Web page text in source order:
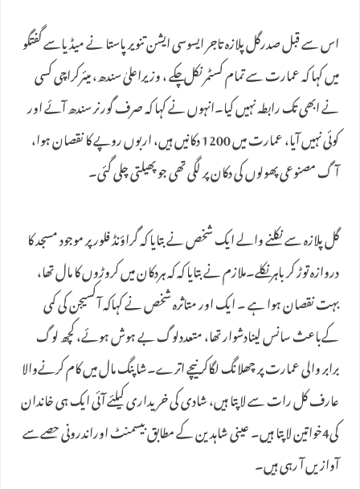
اس سے قبل صدرگل پلازہ تاجر ایسوسی ایشن تنویر پاستا نے میڈیاسے گفتگو
میں کہا کہ عمارت سے تمام کسٹمرنکل چکے ، وزیراعلیٰ سندھ، میئرکراچی کسی
نے ابھی تک رابطہ نہیں کیا۔انہوں نے کہا کہ صرف گورنر سندھ آئے اور
کوئی نہیں آیا، عمارت میں 1200 دکانیں ہیں، اربوں روپے کا نقصان ہوا،
آگ مصنوعی پھولوں کی دکان پر لگی تھی جو پھیلتی چلی گئی۔
گل پلازہ سے نکلنے والے ایک شخص نے بتایا کہ گراؤنڈ فلور پر موجود مسجد کا
دروازہ توڑ کر باہر نکلے۔ملازم نے بتایا کہ کہ ہردکان میں کروڑوں کا مال تھا،
بہت نقصان ہوا ہے ۔ ایک اور متاثرہ شخص نے کہاکہ آکسیجن کی کمی
کےباعث سانس لینادشوار تھا، متعددلوگ بے ہوش ہوئے، کچھ لوگ
برابر والی عمارت پر چھلانگ لگاکر نیچے اترے۔شاپنگ مال میں کام کرنےوالا
عارف کل رات سے لاپتا ہیں، شادی کی خریداری کیلئے آئی ایک ہی خاندان
کی4خواتین لاپتا ہیں۔ عینی شاہدین کے مطابق بیسمنٹ اوراندرونی حصےسے
آوازیں آ رہی ہیں۔